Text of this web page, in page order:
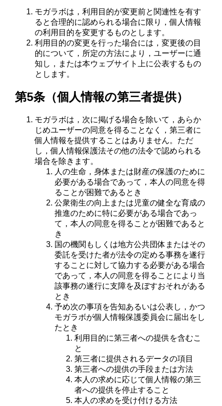
モガラボは，利用目的が変更前と関連性を有す
ると合理的に認められる場合に限り，個人情報
の利用目的を変更するものとします。
利用目的の変更を行った場合には，変更後の目
的について，所定の方法により，ユーザーに通
知し，または本ウェブサイト上に公表するもの
とします。
第5条（個人情報の第三者提供）
モガラボは，次に掲げる場合を除いて，あらか
じめユーザーの同意を得ることなく，第三者に
個人情報を提供することはありません。ただ
し，個人情報保護法その他の法令で認められる
場合を除きます。
人の生命，身体または財産の保護のために
必要がある場合であって，本人の同意を得
ることが困難であるとき
公衆衛生の向上または児童の健全な育成の
推進のために特に必要がある場合であっ
て，本人の同意を得ることが困難であると
き
国の機関もしくは地方公共団体またはその
委託を受けた者が法令の定める事務を遂行
することに対して協力する必要がある場合
であって，本人の同意を得ることにより当
該事務の遂行に支障を及ぼすおそれがある
とき
予め次の事項を告知あるいは公表し，かつ
モガラボが個人情報保護委員会に届出をし
たとき
利用目的に第三者への提供を含むこ
と
第三者に提供されるデータの項目
第三者への提供の手段または方法
本人の求めに応じて個人情報の第三
者への提供を停止すること
本人の求めを受け付ける方法